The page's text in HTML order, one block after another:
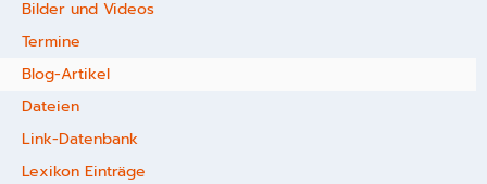
Bilder und Videos
Termine
Blog-Artikel
Dateien
Link-Datenbank
Lexikon Einträge